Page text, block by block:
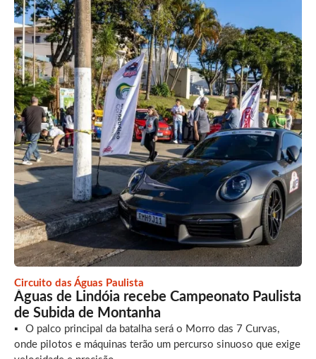
Circuito das Águas Paulista
Águas de Lindóia recebe Campeonato Paulista
de Subida de Montanha
O palco principal da batalha será o Morro das 7 Curvas,
onde pilotos e máquinas terão um percurso sinuoso que exige